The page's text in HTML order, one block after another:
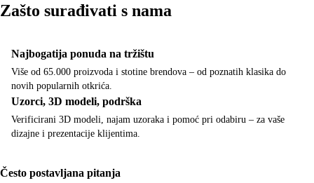
Zašto surađivati ​​s nama
Najbogatija ponuda na tržištu
Više od 65.000 proizvoda i stotine brendova – od poznatih klasika do
novih popularnih otkrića.
Uzorci, 3D modeli, podrška
Verificirani 3D modeli, najam uzoraka i pomoć pri odabiru – za vaše
dizajne i prezentacije klijentima.
Često postavljana pitanja